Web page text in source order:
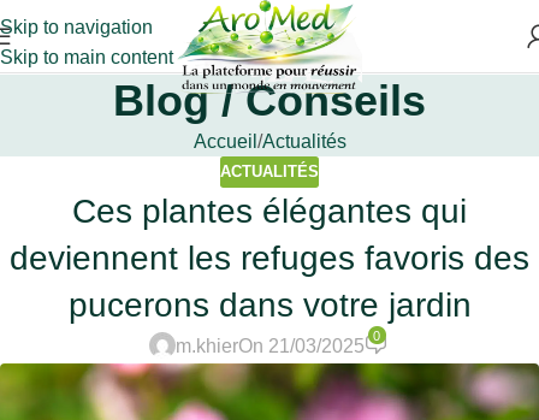
Skip to navigation
Skip to main content
Blog / Conseils
Accueil Actualités
ACTUALITÉS
Ces plantes élégantes qui
deviennent les refuges favoris des
pucerons dans votre jardin
m.khierOn 21/03/2025
0